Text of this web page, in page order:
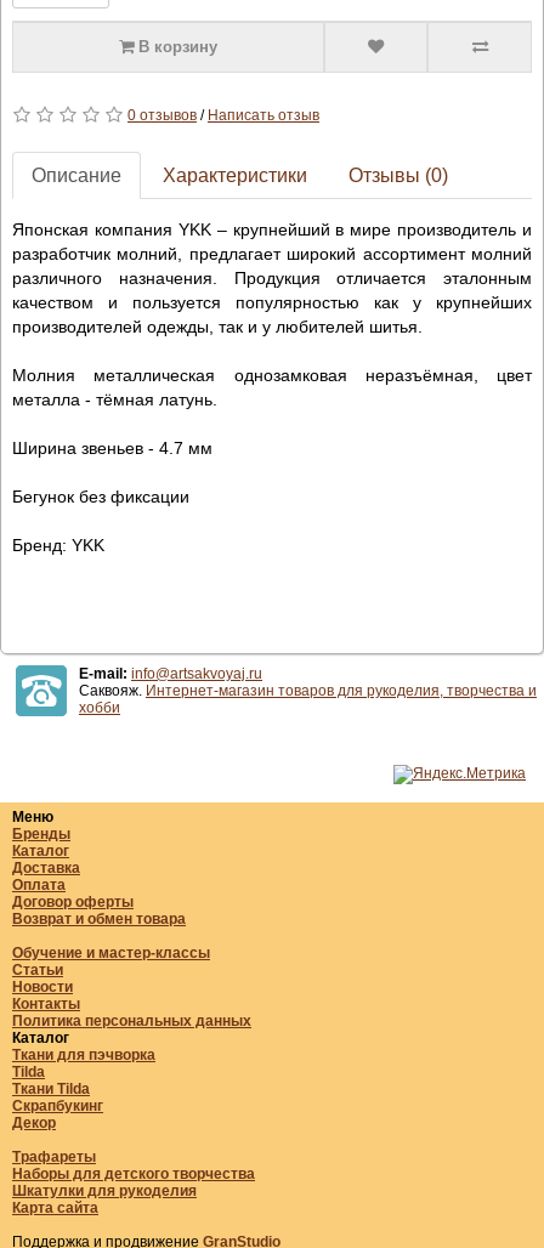
В корзину
0 отзывов/ Написать отзыв
Описание Характеристики Отзывы (0)
Японская компания YKK – крупнейший в мире производитель и
разработчик молний, предлагает широкий ассортимент молний
различного назначения. Продукция отличается эталонным
качеством и пользуется популярностью как у крупнейших
производителей одежды, так и у любителей шитья.
Молния металлическая однозамковая неразъёмная, цвет
металла - тёмная латунь.
Ширина звеньев - 4.7 мм
Бегунок без фиксации
Бренд: YKK
E-mail: info@artsakvoyaj.ru
Саквояж. Интернет-магазин товаров для рукоделия, творчества и
хобби
Меню
Бренды
Каталог
Доставка
Оплата
Договор оферты
Возврат и обмен товара
Обучение и мастер-классы
Статьи
Новости
Контакты
Политика персональных данных
Каталог
Ткани для пэчворка
Tilda
Ткани Tilda
Скрапбукинг
Декор
Трафареты
Наборы для детского творчества
Шкатулки для рукоделия
Карта сайта
Поддержка и продвижение GranStudio